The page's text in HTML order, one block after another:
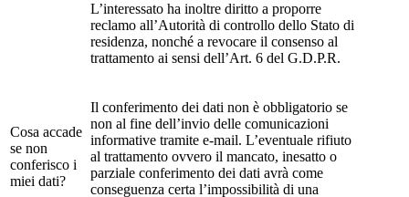
L’interessato ha inoltre diritto a proporre
reclamo all’Autorità di controllo dello Stato di
residenza, nonché a revocare il consenso al
trattamento ai sensi dell’Art. 6 del G.D.P.R.
Cosa accade
se non
conferisco i
miei dati?
Il conferimento dei dati non è obbligatorio se
non al fine dell’invio delle comunicazioni
informative tramite e-mail. L’eventuale rifiuto
al trattamento ovvero il mancato, inesatto o
parziale conferimento dei dati avrà come
conseguenza certa l’impossibilità di una